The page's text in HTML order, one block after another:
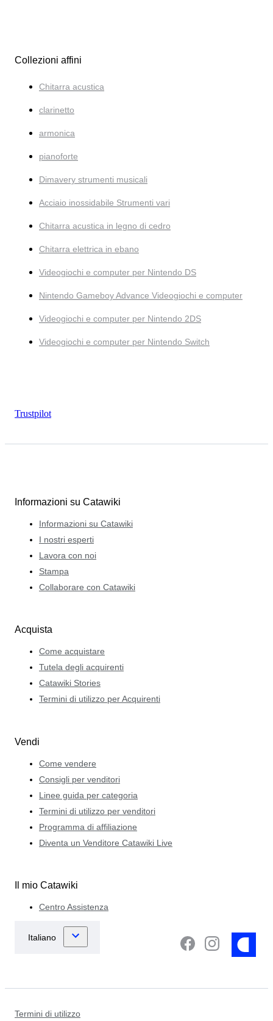
Collezioni affini
Chitarra acustica
clarinetto
armonica
pianoforte
Dimavery strumenti musicali
Acciaio inossidabile Strumenti vari
Chitarra acustica in legno di cedro
Chitarra elettrica in ebano
Videogiochi e computer per Nintendo DS
Nintendo Gameboy Advance Videogiochi e computer
Videogiochi e computer per Nintendo 2DS
Videogiochi e computer per Nintendo Switch
Trustpilot
Informazioni su Catawiki
Informazioni su Catawiki
I nostri esperti
Lavora con noi
Stampa
Collaborare con Catawiki
Acquista
Come acquistare
Tutela degli acquirenti
Catawiki Stories
Termini di utilizzo per Acquirenti
Vendi
Come vendere
Consigli per venditori
Linee guida per categoria
Termini di utilizzo per venditori
Programma di affiliazione
Diventa un Venditore Catawiki Live
Il mio Catawiki
Centro Assistenza
Termini di utilizzo